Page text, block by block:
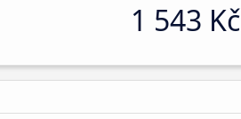
1 543 Kč